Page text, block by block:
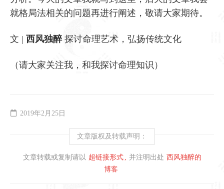
就格局法相关的问题再进行阐述，敬请大家期待。
文 | 西风独醉探讨命理艺术，弘扬传统文化
（请大家关注我，和我探讨命理知识）
2019年2月25日
文章版权及转载声明：
文章转载或复制请以 超链接形式 并注明出处 西风独醉的
博客